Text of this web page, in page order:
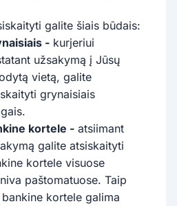
galite šiais būdais:
- kurjeriui
užsakymą į Jūsų
vietą, galite
grynaisiais
kortele - atsiimant
galite atsiskaityti
kortele visuose
paštomatuose. Taip
kortele galima